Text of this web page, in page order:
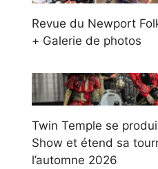
Revue du Newport
+ Galerie de photos
Twin Temple se
Show et étend sa
l’automne 2026